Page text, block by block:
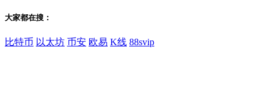
大家都在搜：
比特币 以太坊 币安 欧易 K线 88svip